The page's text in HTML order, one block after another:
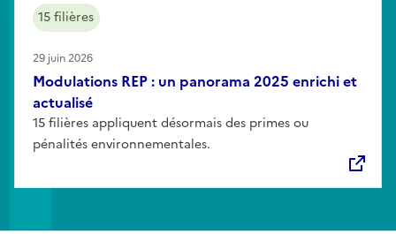
Modulations REP : un panorama 2025 enrichi et
actualisé
15 filières appliquent désormais des primes ou
pénalités environnementales.
29 juin 2026
15 filières